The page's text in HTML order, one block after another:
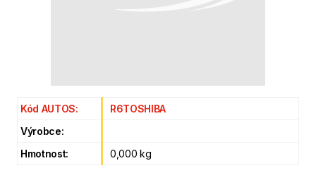
Kód AUTOS:
R6TOSHIBA
Výrobce:
Hmotnost:
0,000 kg